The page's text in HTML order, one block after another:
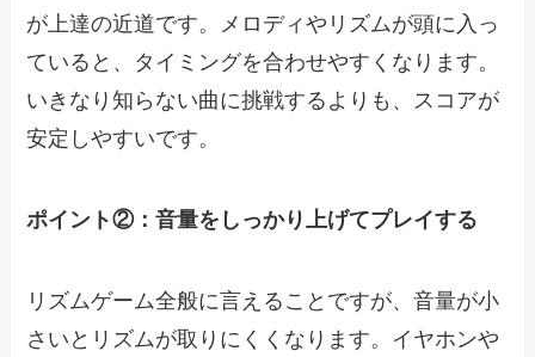
が上達の近道です。メロディやリズムが頭に入っ
ていると、タイミングを合わせやすくなります。
いきなり知らない曲に挑戦するよりも、スコアが
安定しやすいです。
ポイント②：音量をしっかり上げてプレイする
リズムゲーム全般に言えることですが、音量が小
さいとリズムが取りにくくなります。イヤホンや